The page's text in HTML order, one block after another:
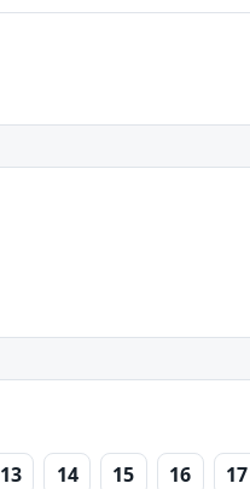
13 14 15 16 17